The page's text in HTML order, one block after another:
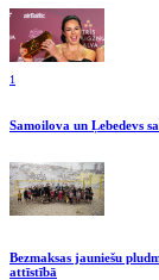
1
Samoilova un Ļebedevs
Bezmaksas jauniešu
attīstībā